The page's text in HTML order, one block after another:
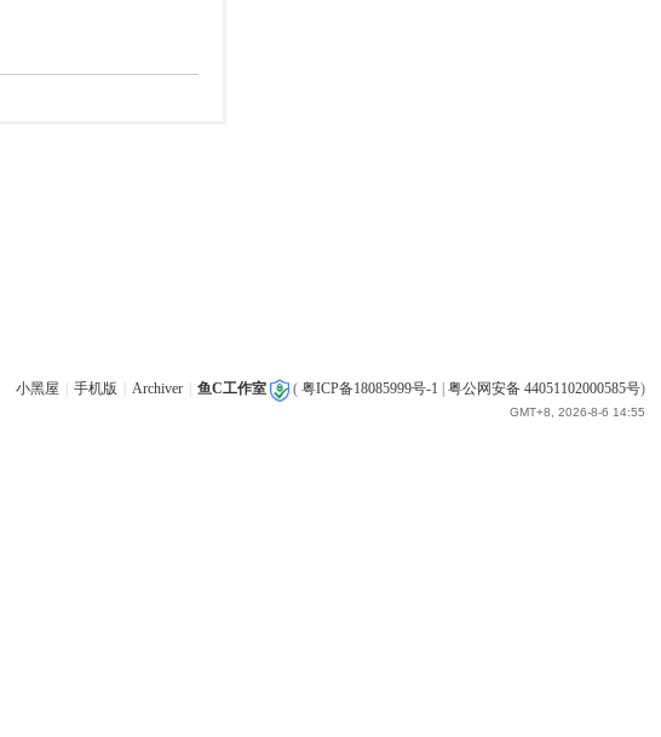
小黑屋 手机版 Archiver 鱼C工作室 ( 粤ICP备18085999号-1 粤公网安备 44051102000585号)
GMT+8, 2026-8-6 14:55